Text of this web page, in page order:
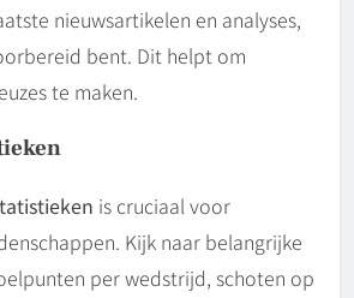
nieuwsartikelen en analyses,
bent. Dit helpt om
te maken.
is cruciaal voor
Kijk naar belangrijke
per wedstrijd, schoten op